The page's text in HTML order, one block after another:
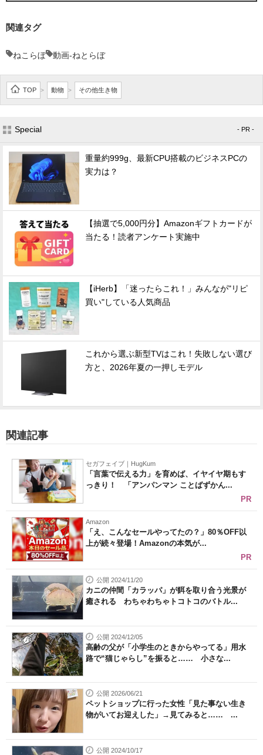
関連タグ
ねこらぼ 動画-ねとらぼ
TOP > 動物 > その他生き物
Special - PR -
重量約999g、最新CPU搭載のビジネスPCの
実力は？
【抽選で5,000円分】Amazonギフトカードが
当たる！読者アンケート実施中
【iHerb】「迷ったらこれ！」みんなが"リピ
買い"している人気商品
これから選ぶ新型TVはこれ！失敗しない選び
方と、2026年夏の一押しモデル
関連記事
セガフェイブ｜HugKum
「言葉で伝える力」を育めば、イヤイヤ期もす
っきり！ 「アンパンマン ことばずかん...
PR
Amazon
「え、こんなセールやってたの？」80％OFF以
上が続々登場！Amazonの本気が...
PR
公開 2024/11/20
カニの仲間「カラッパ」が餌を取り合う光景が
癒される わちゃわちゃトコトコのバトル...
公開 2024/12/05
高齢の父が「小学生のときからやってる」用水
路で“猫じゃらし”を振ると…… 小さな...
公開 2026/06/21
ペットショップに行った女性「見た事ない生き
物がいてお迎えした」→見てみると…… ...
公開 2024/10/17